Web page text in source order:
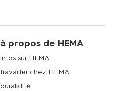
à propos de HEMA
infos sur HEMA
travailler chez HEMA
durabilité